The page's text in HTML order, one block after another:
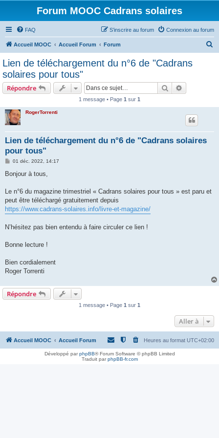
Forum MOOC Cadrans solaires
FAQ Connexion au forum
S’inscrire au forum
Accueil MOOC Accueil Forum Forum
Lien de téléchargement du n°6 de "Cadrans
solaires pour tous"
Répondre Rechercher
1 message • Page 1 sur 1
RogerTorrenti
Lien de téléchargement du n°6 de "Cadrans solaires
pour tous"
M
s
g
01 déc. 2022, 14:17
Bonjour à tous,
Le n°6 du magazine trimestriel « Cadrans solaires pour tous » est paru et
peut être téléchargé gratuitement depuis
https://www.cadrans-solaires.info/livre-et-magazine/
N’hésitez pas bien entendu à faire circuler ce lien !
Bonne lecture !
Bien cordialement
Roger Torrenti
Répondre
1 message • Page 1 sur 1
Aller à
Accueil MOOC Accueil Forum Heures au format UTC+02:00
Développé parphpBB® Forum Software © phpBB Limited
Traduit parphpBB-fr.com